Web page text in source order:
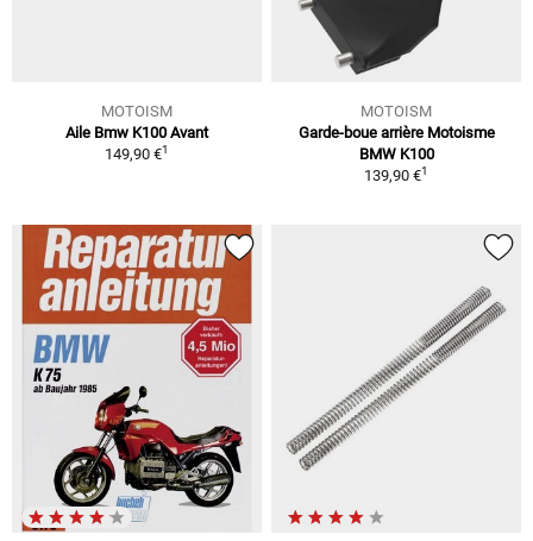
MOTOISM
Aile Bmw K100 Avant
149,90 €1
MOTOISM
Garde-boue arrière Motoisme
BMW K100
139,90 €1